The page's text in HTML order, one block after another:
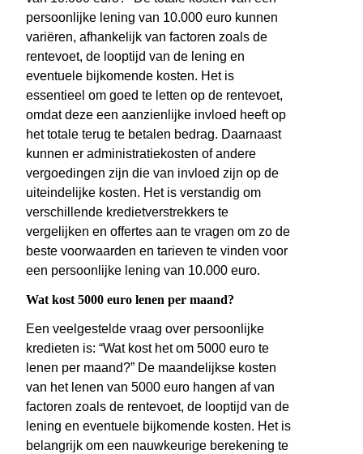
persoonlijke lening van 10.000 euro kunnen
variëren, afhankelijk van factoren zoals de
rentevoet, de looptijd van de lening en
eventuele bijkomende kosten. Het is
essentieel om goed te letten op de rentevoet,
omdat deze een aanzienlijke invloed heeft op
het totale terug te betalen bedrag. Daarnaast
kunnen er administratiekosten of andere
vergoedingen zijn die van invloed zijn op de
uiteindelijke kosten. Het is verstandig om
verschillende kredietverstrekkers te
vergelijken en offertes aan te vragen om zo de
beste voorwaarden en tarieven te vinden voor
een persoonlijke lening van 10.000 euro.
Wat kost 5000 euro lenen per maand?
Een veelgestelde vraag over persoonlijke
kredieten is: “Wat kost het om 5000 euro te
lenen per maand?” De maandelijkse kosten
van het lenen van 5000 euro hangen af van
factoren zoals de rentevoet, de looptijd van de
lening en eventuele bijkomende kosten. Het is
belangrijk om een nauwkeurige berekening te